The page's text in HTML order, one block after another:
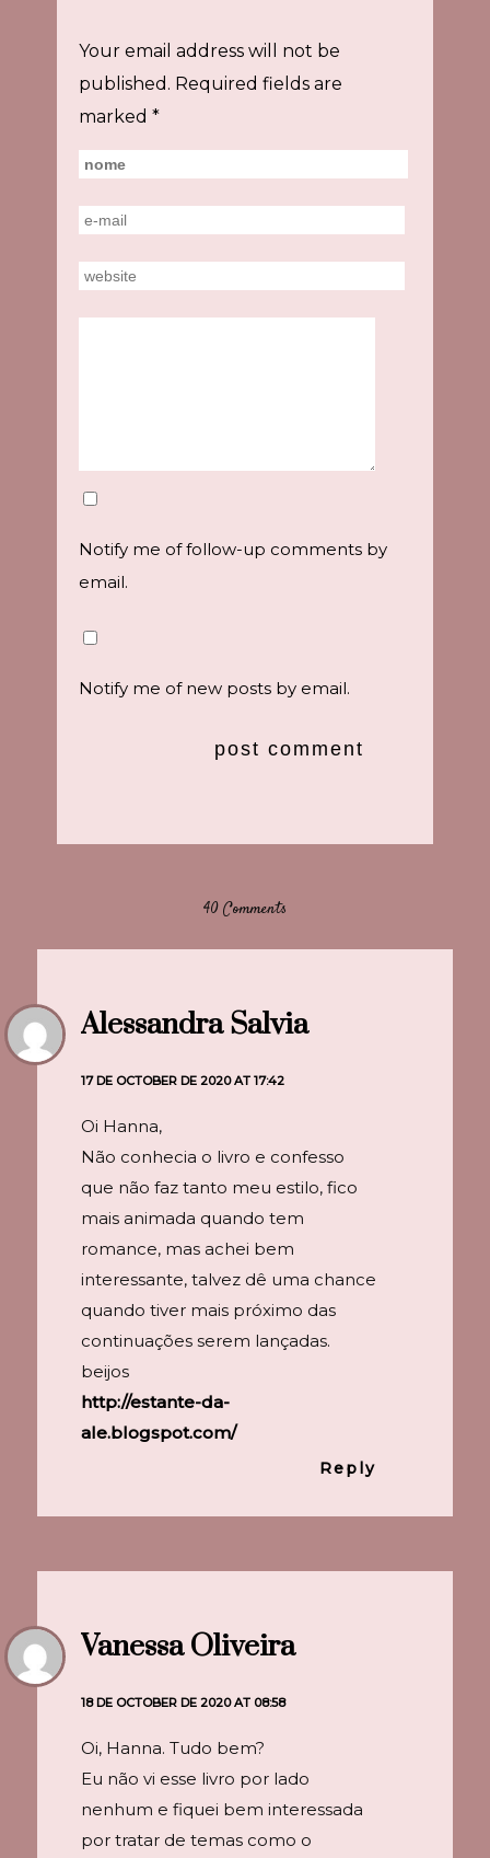
Your email address will not be
published. Required fields are
marked *
Notify me of follow-up comments by
email.
Notify me of new posts by email.
40 Comments
Alessandra Salvia
17 DE OCTOBER DE 2020 AT 17:42
Oi Hanna,
Não conhecia o livro e confesso
que não faz tanto meu estilo, fico
mais animada quando tem
romance, mas achei bem
interessante, talvez dê uma chance
quando tiver mais próximo das
continuações serem lançadas.
beijos
http://estante-da-
ale.blogspot.com/
Reply
Vanessa Oliveira
18 DE OCTOBER DE 2020 AT 08:58
Oi, Hanna. Tudo bem?
Eu não vi esse livro por lado
nenhum e fiquei bem interessada
por tratar de temas como o